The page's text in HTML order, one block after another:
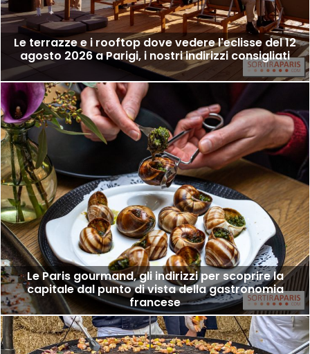
Le terrazze e i rooftop dove vedere l'eclisse del 12
agosto 2026 a Parigi, i nostri indirizzi consigliati
Le Paris gourmand, gli indirizzi per scoprire la
capitale dal punto di vista della gastronomia
francese